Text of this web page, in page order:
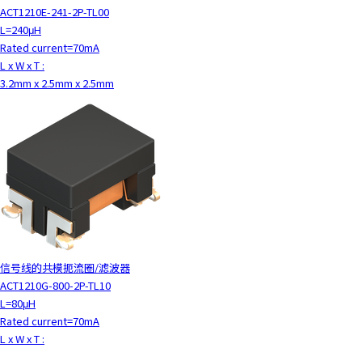
ACT1210E-241-2P-TL00
L=240μH
Rated current=70mA
L x W x T :
3.2mm x 2.5mm x 2.5mm
信号线的共模扼流圈/滤波器
ACT1210G-800-2P-TL10
L=80μH
Rated current=70mA
L x W x T :